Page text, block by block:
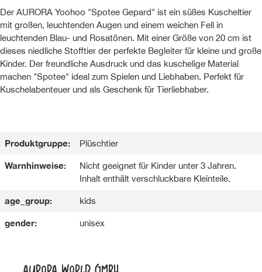
Der AURORA Yoohoo "Spotee Gepard" ist ein süßes Kuscheltier
mit großen, leuchtenden Augen und einem weichen Fell in
leuchtenden Blau- und Rosatönen. Mit einer Größe von 20 cm ist
dieses niedliche Stofftier der perfekte Begleiter für kleine und große
Kinder. Der freundliche Ausdruck und das kuschelige Material
machen "Spotee" ideal zum Spielen und Liebhaben. Perfekt für
Kuschelabenteuer und als Geschenk für Tierliebhaber.
Produktgruppe: Plüschtier
Warnhinweise:
Nicht geeignet für Kinder unter 3 Jahren.
Inhalt enthält verschluckbare Kleinteile.
age_group: kids
gender: unisex